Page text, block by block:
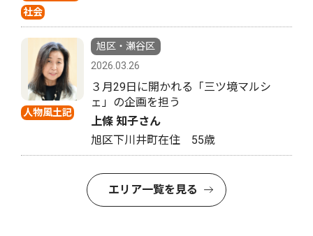
社会
人物風土記
旭区・瀬谷区
2026.03.26
３月29日に開かれる「三ツ境マルシ
ェ」の企画を担う
上條 知子さん
旭区下川井町在住 55歳
エリア一覧を見る